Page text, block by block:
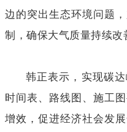
边的突出生态环境问题
制，确保大气质量持续改
韩正表示，实现碳
时间表、路线图、施工
增效，促进经济社会发